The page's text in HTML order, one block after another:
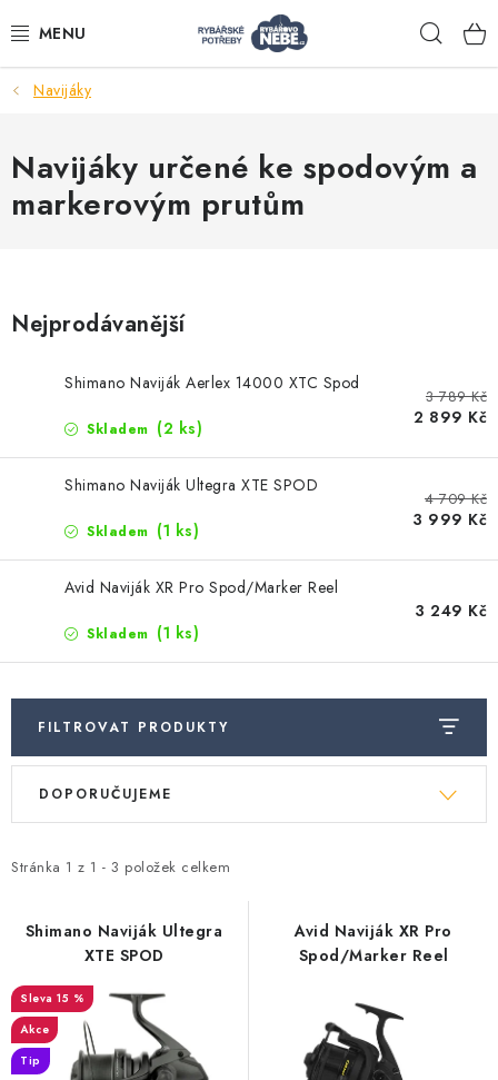
na
Akce
Navijáky
Nástrahy a krmení
Tašky a obaly
Oblečení
Stojany a signalizátory
Navijáky
Navijáky určené ke spodovým a
markerovým prutům
Nejprodávanější
Shimano Naviják Aerlex 14000 XTC Spod
Skladem (2 ks)
3 789 Kč
2 899 Kč
Shimano Naviják Ultegra XTE SPOD
Skladem (1 ks)
4 709 Kč
3 999 Kč
Avid Naviják XR Pro Spod/Marker Reel
Skladem (1 ks)
3 249 Kč
FILTROVAT PRODUKTY
V
i
p
o
d
u
Stránka 1 z 1 - 3 položek celkem
Ř
e
r
o
d
DOPORUČUJEME
Shimano Naviják Ultegra
XTE SPOD
15 %
Akce
Tip
Avid Naviják XR Pro
Spod/Marker Reel